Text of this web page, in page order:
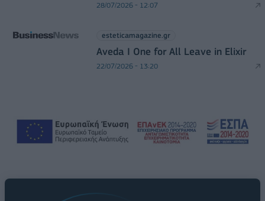
28/07/2026 - 12:07
esteticamagazine.gr
Aveda I One for All Leave in Elixir
22/07/2026 - 13:20